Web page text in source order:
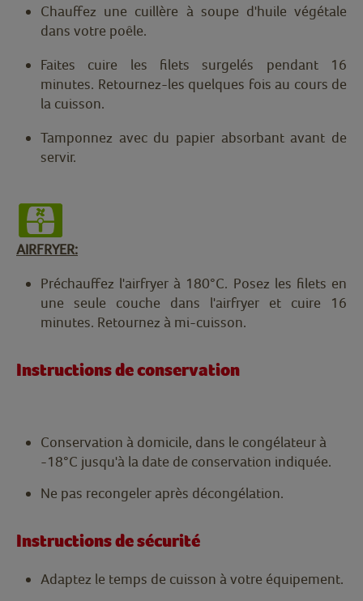
Chauffez une cuillère à soupe d'huile végétale
dans votre poêle.
Faites cuire les filets surgelés pendant 16
minutes. Retournez-les quelques fois au cours de
la cuisson.
Tamponnez avec du papier absorbant avant de
servir.
AIRFRYER:
Préchauffez l'airfryer à 180°C. Posez les filets en
une seule couche dans l'airfryer et cuire 16
minutes. Retournez à mi-cuisson.
Instructions de conservation
Conservation à domicile, dans le congélateur à
-18°C jusqu'à la date de conservation indiquée.
Ne pas recongeler après décongélation.
Instructions de sécurité
Adaptez le temps de cuisson à votre équipement.